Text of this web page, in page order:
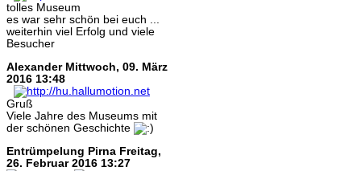
tolles Museum
es war sehr schön bei euch ...
weiterhin viel Erfolg und viele
Besucher
Alexander Mittwoch, 09. März
2016 13:48
Gruß
Viele Jahre des Museums mit
der schönen Geschichte
Entrümpelung Pirna Freitag,
26. Februar 2016 13:27